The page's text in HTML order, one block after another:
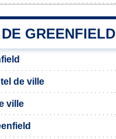
GREENFIELD
de ville
ville